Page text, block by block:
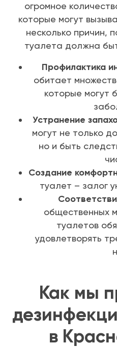
огромное
которые могут
несколько причин,
туалета должна
Профилактика
обитает
которые могут
Устранение
могут не только
но и быть
Создание
туалет – залог
общественных
туалетов
удовлетворять
Как мы
в